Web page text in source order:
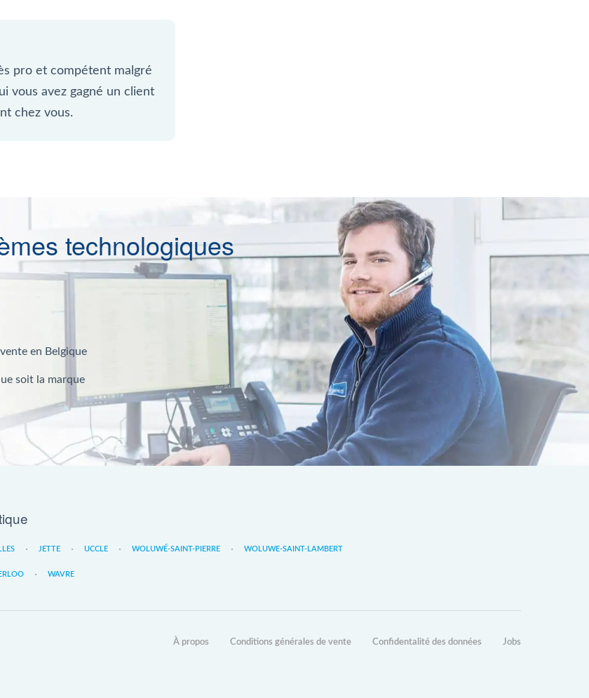
pro et compétent malgré
vous avez gagné un client
chez vous.
technologiques
en Belgique
soit la marque
JETTE UCCLE WOLUWÉ-SAINT-PIERRE WOLUWE-SAINT-LAMBERT
WAVRE
À propos Conditions générales de vente Confidentalité des données Jobs